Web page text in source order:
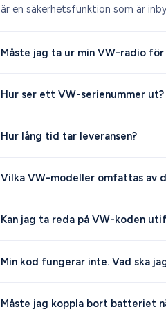
är en säkerhetsfunktion som är
Måste jag ta ur min VW-radio
Hur ser ett VW-serienummer ut?
Hur lång tid tar leveransen?
Vilka VW-modeller omfattas av
Kan jag ta reda på VW-koden
Min kod fungerar inte. Vad ska
Måste jag koppla bort batteriet